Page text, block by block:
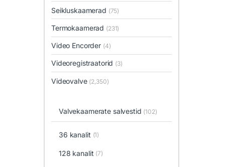
Seikluskaamerad (75)
Termokaamerad (231)
Video Encorder (4)
Videoregistraatorid (3)
Videovalve (2,350)
Valvekaamerate salvestid (102)
36 kanalit (1)
128 kanalit (7)